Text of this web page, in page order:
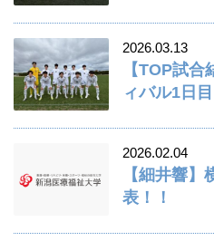
2026.03.13
【TOP試
ィバル1日
2026.02.04
【細井響
表！！